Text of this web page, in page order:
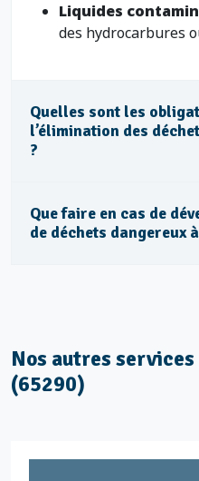
Liquides
des hydrocarbures
Quelles sont les
l’élimination des
?
Que faire en cas de
de déchets dangereux
Nos autres
(65290)